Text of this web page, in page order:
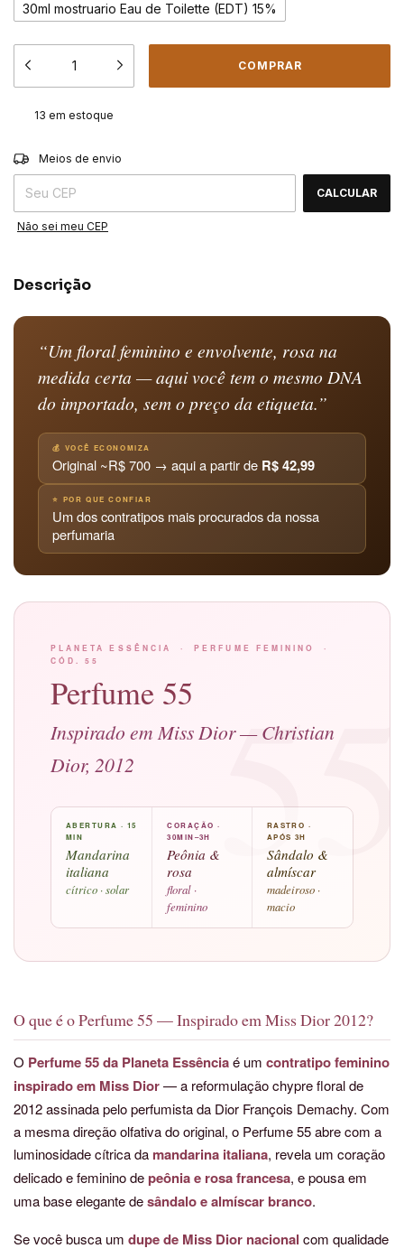
30ml mostruario Eau de Toilette (EDT) 15%
13 em estoque
Entregas para o CEP:
Meios de envio
CALCULAR
Não sei meu CEP
Descrição
“Um floral feminino e envolvente, rosa na
medida certa — aqui você tem o mesmo DNA
do importado, sem o preço da etiqueta.”
💰 VOCÊ ECONOMIZA
Original ~R$ 700 → aqui a partir de R$ 42,99
⭐ POR QUE CONFIAR
Um dos contratipos mais procurados da nossa
perfumaria
PLANETA ESSÊNCIA · PERFUME FEMININO ·
CÓD. 55
Perfume 55
Inspirado em Miss Dior — Christian
Dior, 2012
ABERTURA · 15
MIN
Mandarina
italiana
cítrico · solar
CORAÇÃO ·
30MIN–3H
Peônia &
rosa
floral ·
feminino
RASTRO ·
APÓS 3H
Sândalo &
almíscar
madeiroso ·
macio
O que é o Perfume 55 — Inspirado em Miss Dior 2012?
O Perfume 55 da Planeta Essênciaé um contratipo feminino
inspirado em Miss Dior— a reformulação chypre floral de
2012 assinada pelo perfumista da Dior François Demachy. Com
a mesma direção olfativa do original, o Perfume 55 abre com a
luminosidade cítrica da mandarina italiana, revela um coração
delicado e feminino depeônia e rosa francesa, e pousa em
uma base elegante desândalo e almíscar branco.
Se você busca um dupe de Miss Dior nacional com qualidade